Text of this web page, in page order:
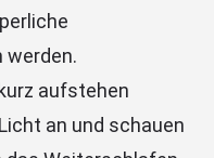
werden.
aufstehen
an und schauen